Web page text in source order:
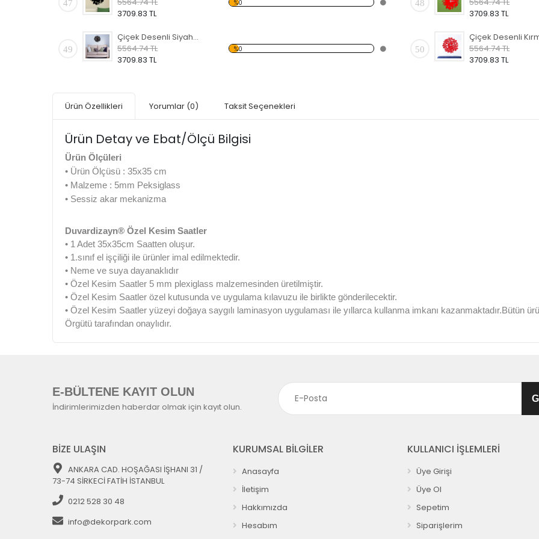
47
5564.74 TL
3709.83 TL
%0 48
5564.74 TL
3709.83 TL
49
Çiçek Desenli Siyah Dekoratif Duvar Saati
5564.74 TL
3709.83 TL
%0 50
5564.74 TL
3709.83 TL
Ürün Özellikleri Yorumlar (0) Taksit Seçenekleri
Ürün Detay ve Ebat/Ölçü Bilgisi
Ürün Ölçüleri
• Ürün Ölçüsü : 35x35 cm
• Malzeme : 5mm Peksiglass
• Sessiz akar mekanizma
Duvardizayn® Özel Kesim Saatler
• 1 Adet 35x35cm Saatten oluşur.
• 1.sınıf el işçiliği ile ürünler imal edilmektedir.
• Neme ve suya dayanaklıdır
• Özel Kesim Saatler 5 mm plexiglass malzemesinden üretilmiştir.
• Özel Kesim Saatler özel kutusunda ve uygulama kılavuzu ile birlikte gönderilecektir.
• Özel Kesim Saatler yüzeyi doğaya saygılı laminasyon uygulaması ile yıllarca kullanma imkanı kazanmaktadır.Bütün
Örgütü tarafından onaylıdır.
E-BÜLTENE KAYIT OLUN
İndirimlerimizden haberdar olmak için kayıt olun.
BİZE ULAŞIN
ANKARA CAD. HOŞAĞASI İŞHANI 31 /
73-74 SİRKECİ FATİH İSTANBUL
0212 528 30 48
info@dekorpark.com
KURUMSAL BİLGİLER
Anasayfa
İletişim
Hakkımızda
Hesabım
KULLANICI İŞLEMLERİ
Üye Girişi
Üye Ol
Sepetim
Siparişlerim